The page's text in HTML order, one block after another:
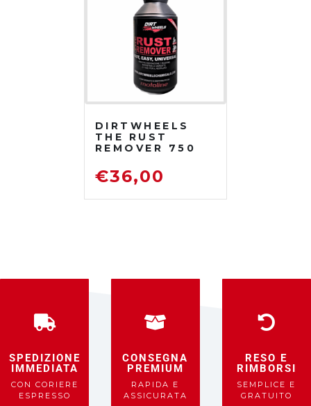
DIRTWHEELS
THE RUST
REMOVER 750
DISOSSIDANTE
RIMUOVI
€36,00
SPEDIZIONE
IMMEDIATA
CON CORIERE
ESPRESSO
CONSEGNA
PREMIUM
RAPIDA E
ASSICURATA
RESO E
RIMBORSI
SEMPLICE E
GRATUITO